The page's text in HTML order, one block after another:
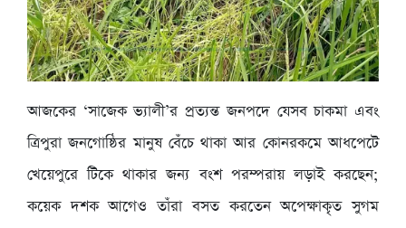
আজকের ‘সাজেক ভ্যালী’র প্রত্যন্ত জনপদে যেসব চাকমা এবং
ত্রিপুরা জনগোষ্ঠির মানুষ বেঁচে থাকা আর কোনরকমে আধপেটে
খেয়েপুরে টিকে থাকার জন্য বংশ পরম্পরায় লড়াই করছেন;
কয়েক দশক আগেও তাঁরা বসত করতেন অপেক্ষাকৃত সুগম